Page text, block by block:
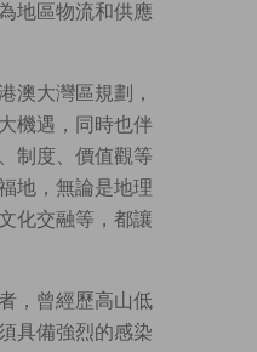
地區物流和供應
澳大灣區規劃，
機遇，同時也伴
制度、價值觀等
地，無論是地理
化交融等，都讓
，曾經歷高山低
具備強烈的感染